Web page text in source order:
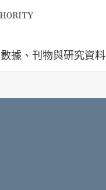
數據、刊物與研究資料